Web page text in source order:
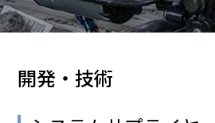
開発・技術